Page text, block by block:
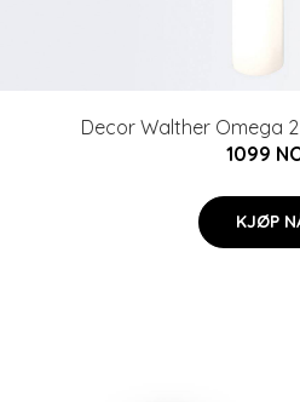
Decor Walther Omega
1099
KJØP